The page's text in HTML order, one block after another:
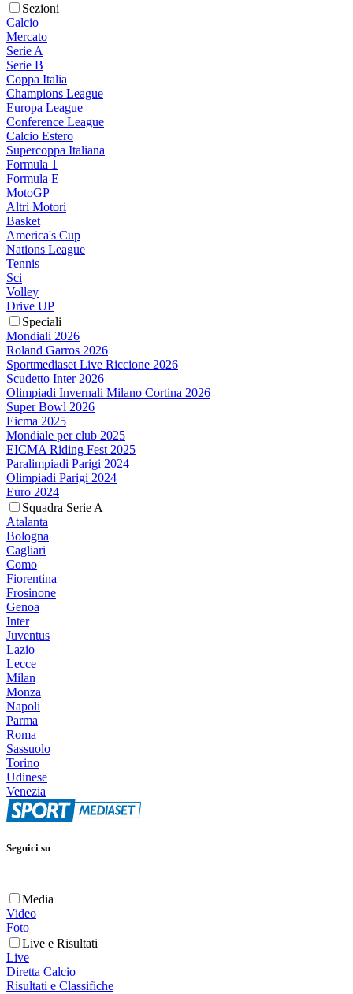
Sezioni
Calcio
Mercato
Serie A
Serie B
Coppa Italia
Champions League
Europa League
Conference League
Calcio Estero
Supercoppa Italiana
Formula 1
Formula E
MotoGP
Altri Motori
Basket
America's Cup
Nations League
Tennis
Sci
Volley
Drive UP
Speciali
Mondiali 2026
Roland Garros 2026
Sportmediaset Live Riccione 2026
Scudetto Inter 2026
Olimpiadi Invernali Milano Cortina 2026
Super Bowl 2026
Eicma 2025
Mondiale per club 2025
EICMA Riding Fest 2025
Paralimpiadi Parigi 2024
Olimpiadi Parigi 2024
Euro 2024
Squadra Serie A
Atalanta
Bologna
Cagliari
Como
Fiorentina
Frosinone
Genoa
Inter
Juventus
Lazio
Lecce
Milan
Monza
Napoli
Parma
Roma
Sassuolo
Torino
Udinese
Venezia
Seguici su
Media
Video
Foto
Live e Risultati
Live
Diretta Calcio
Risultati e Classifiche